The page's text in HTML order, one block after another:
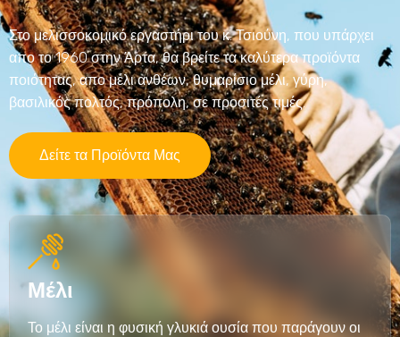
Στο μελισσοκομικό εργαστήρι του κ. Τσιούνη, που υπάρχει
απο το 1960 στην Άρτα, θα βρείτε τα καλύτερα προϊόντα
ποιότητας, απο μέλι ανθέων, θυμαρίσιο μέλι, γύρη,
βασιλικός πολτός, πρόπολη, σε προσιτές τιμές.
Δείτε τα Προϊόντα Μας
Μέλι
Το μέλι είναι η φυσική γλυκιά ουσία που παράγουν οι